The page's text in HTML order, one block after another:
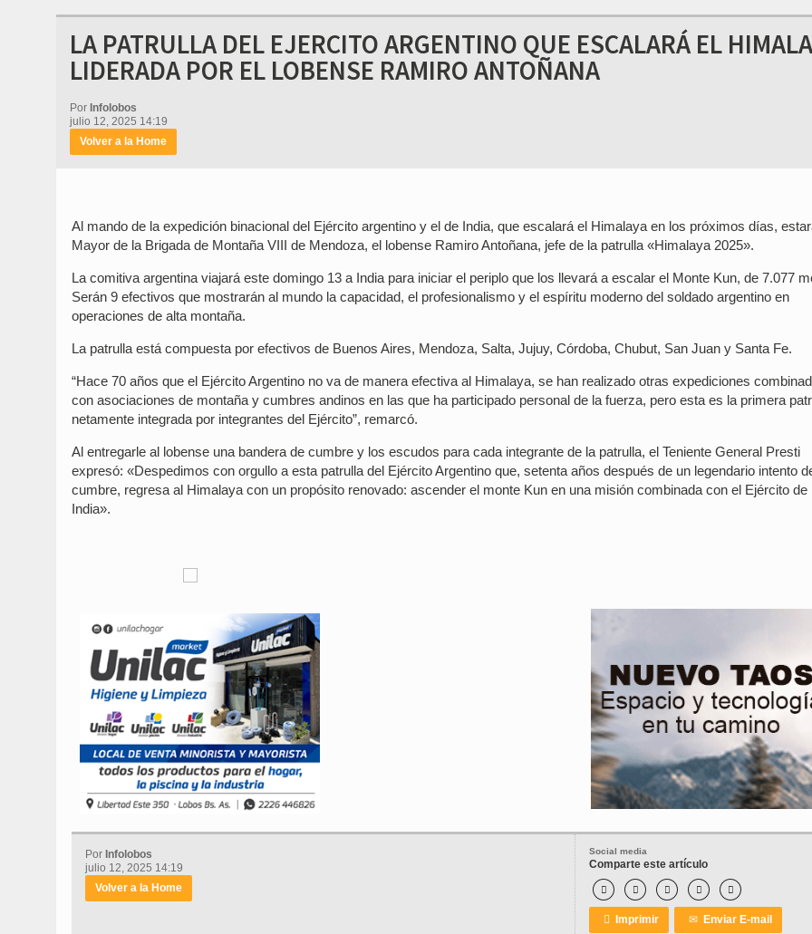
LA PATRULLA DEL EJERCITO ARGENTINO QUE ESCALARÁ EL
LIDERADA POR EL LOBENSE RAMIRO ANTOÑANA
Por Infolobos
julio 12, 2025 14:19
Volver a la Home
Al mando de la expedición binacional del Ejército argentino y el de India, que escalará el Himalaya en los próximos días,
Mayor de la Brigada de Montaña VIII de Mendoza, el lobense Ramiro Antoñana, jefe de la patrulla «Himalaya 2025».
La comitiva argentina viajará este domingo 13 a India para iniciar el periplo que los llevará a escalar el Monte Kun, de 7.077
Serán 9 efectivos que mostrarán al mundo la capacidad, el profesionalismo y el espíritu moderno del soldado argentino en
operaciones de alta montaña.
La patrulla está compuesta por efectivos de Buenos Aires, Mendoza, Salta, Jujuy, Córdoba, Chubut, San Juan y Santa Fe.
“Hace 70 años que el Ejército Argentino no va de manera efectiva al Himalaya, se han realizado otras expediciones
con asociaciones de montaña y cumbres andinos en las que ha participado personal de la fuerza, pero esta es la primera
netamente integrada por integrantes del Ejército”, remarcó.
Al entregarle al lobense una bandera de cumbre y los escudos para cada integrante de la patrulla, el Teniente General Presti
expresó: «Despedimos con orgullo a esta patrulla del Ejército Argentino que, setenta años después de un legendario intento
cumbre, regresa al Himalaya con un propósito renovado: ascender el monte Kun en una misión combinada con el Ejército de
India».
Social media
Comparte este artículo
    
 Imprimir ✉ Enviar E-mail
Por Infolobos
julio 12, 2025 14:19
Volver a la Home